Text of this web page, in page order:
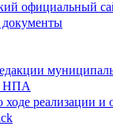
официальный
НПА
реализации